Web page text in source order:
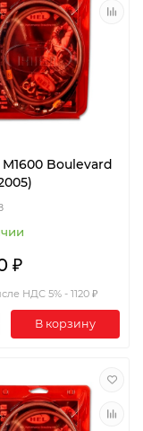
Boulevard
₽
НДС 5% - 1120 ₽
В корзину